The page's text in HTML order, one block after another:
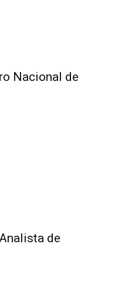
Nacional de
de